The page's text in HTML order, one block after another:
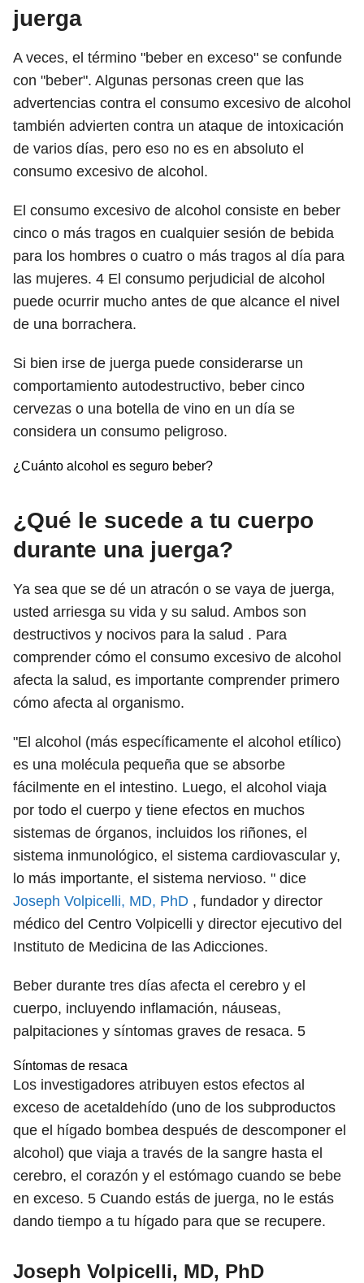
juerga
A veces, el término "beber en exceso" se confunde
con "beber". Algunas personas creen que las
advertencias contra el consumo excesivo de alcohol
también advierten contra un ataque de intoxicación
de varios días, pero eso no es en absoluto el
consumo excesivo de alcohol.
El consumo excesivo de alcohol consiste en beber
cinco o más tragos en cualquier sesión de bebida
para los hombres o cuatro o más tragos al día para
las mujeres. 4 El consumo perjudicial de alcohol
puede ocurrir mucho antes de que alcance el nivel
de una borrachera.
Si bien irse de juerga puede considerarse un
comportamiento autodestructivo, beber cinco
cervezas o una botella de vino en un día se
considera un consumo peligroso.
¿Cuánto alcohol es seguro beber?
¿Qué le sucede a tu cuerpo
durante una juerga?
Ya sea que se dé un atracón o se vaya de juerga,
usted arriesga su vida y su salud. Ambos son
destructivos y nocivos para la salud . Para
comprender cómo el consumo excesivo de alcohol
afecta la salud, es importante comprender primero
cómo afecta al organismo.
"El alcohol (más específicamente el alcohol etílico)
es una molécula pequeña que se absorbe
fácilmente en el intestino. Luego, el alcohol viaja
por todo el cuerpo y tiene efectos en muchos
sistemas de órganos, incluidos los riñones, el
sistema inmunológico, el sistema cardiovascular y,
lo más importante, el sistema nervioso. " dice
Joseph Volpicelli, MD, PhD , fundador y director
médico del Centro Volpicelli y director ejecutivo del
Instituto de Medicina de las Adicciones.
Beber durante tres días afecta el cerebro y el
cuerpo, incluyendo inflamación, náuseas,
palpitaciones y síntomas graves de resaca. 5
Síntomas de resaca
Los investigadores atribuyen estos efectos al
exceso de acetaldehído (uno de los subproductos
que el hígado bombea después de descomponer el
alcohol) que viaja a través de la sangre hasta el
cerebro, el corazón y el estómago cuando se bebe
en exceso. 5 Cuando estás de juerga, no le estás
dando tiempo a tu hígado para que se recupere.
Joseph Volpicelli, MD, PhD